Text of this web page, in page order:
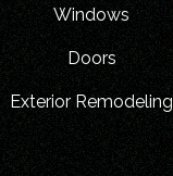
Windows
Doors
Exterior Remodeling